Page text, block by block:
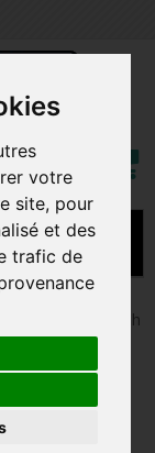
votre
site, pour
et des
trafic de
Mon
Figurines Pop Ash